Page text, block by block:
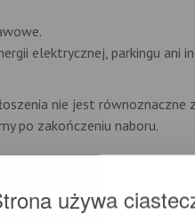
używa
elektrycznej, parkingu ani
nie jest równoznaczne
po zakończeniu naboru.